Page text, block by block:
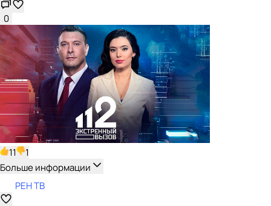
0
11
1
Больше информации
РЕН ТВ